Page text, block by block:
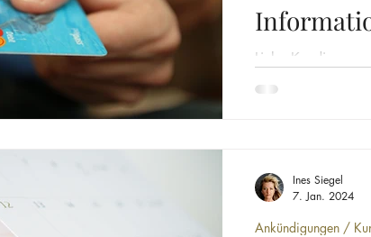
Liebe Kundinnen
Mieten, Energie,
Ankündigungen /
Ines Siegel
7. Jan. 2024